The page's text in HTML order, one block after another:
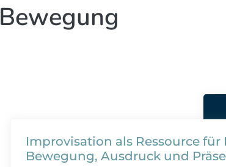
Bewegung
Improvisation als Ressource
Bewegung, Ausdruck und